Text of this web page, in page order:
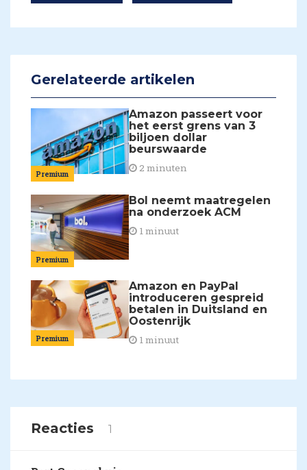
Gerelateerde artikelen
Premium
Amazon passeert voor
het eerst grens van 3
biljoen dollar
beurswaarde
2 minuten
Premium
Bol neemt maatregelen
na onderzoek ACM
1 minuut
Premium
Amazon en PayPal
introduceren gespreid
betalen in Duitsland en
Oostenrijk
1 minuut
Reacties 1